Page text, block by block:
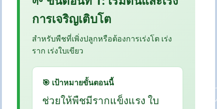
การเจริญเติบโต
สำหรับพืชที่เพิ่งปลูกหรือต้องการเร่งโต เร่ง
ราก เร่งใบเขียว
🎯 เป้าหมายขั้นตอนนี้
ช่วยให้พืชมีรากแข็งแรง ใบ